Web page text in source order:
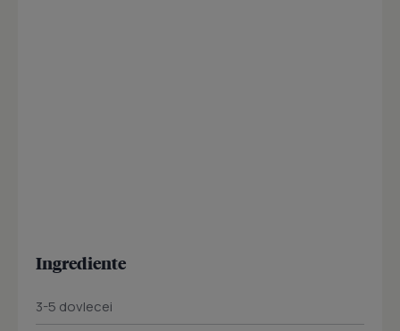
Ingrediente
3-5 dovlecei